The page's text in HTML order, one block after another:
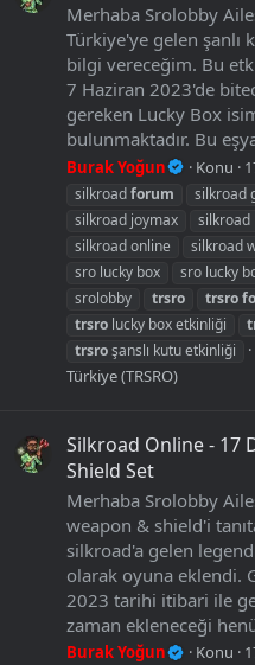
Merhaba Srolobby
Türkiye'ye gelen şanlı
bilgi vereceğim. Bu
7 Haziran 2023'de
gereken Lucky Box
bulunmaktadır. Bu
Burak Yoğun Konu
silkroadforum silkroad
silkroad joymax
silkroad
silkroad online
silkroad
sro lucky box
sro lucky
srolobby
trsro trsro
trsro lucky box etkinliği
trsroşanslı kutu etkinliği
Türkiye (TRSRO)
Silkroad Online - 17
Shield Set
Merhaba Srolobby
weapon & shield'i
silkroad'a gelen
olarak oyuna eklendi.
2023 tarihi itibari ile
zaman ekleneceği
Burak Yoğun Konu